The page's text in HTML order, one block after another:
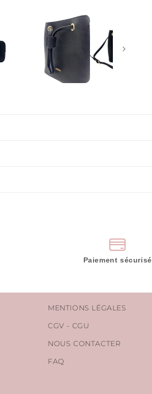
Paiement sécurisé
MENTIONS LÉGALES
CGV - CGU
NOUS CONTACTER
FAQ